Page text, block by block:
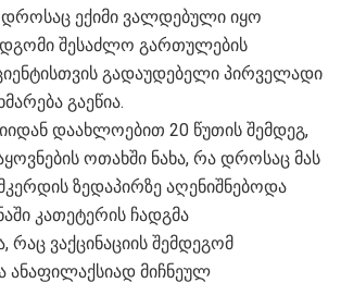
ექიმი ვალდებული იყო
შესაძლო გართულების
გადაუდებელი პირველადი
გაეწია.
დაახლოებით 20 წუთის შემდეგ,
ოთახში ნახა, რა დროსაც მას
ზედაპირზე აღენიშნებოდა
კათეტერის ჩადგმა
რაც ვაქცინაციის შემდეგომ
ანაფილაქსიად მიჩნეულ